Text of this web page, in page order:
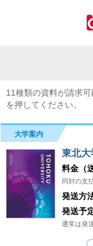
11種類の資料が請求
を押してください。
大学案内
東北大
料金（
同封の支
発送方
発送予
通常は発